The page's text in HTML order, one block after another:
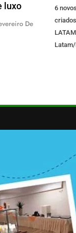
luxo
De
6
Latam/